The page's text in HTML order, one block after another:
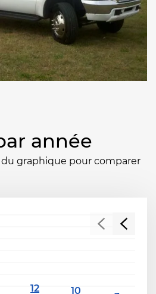
année
du graphique pour comparer